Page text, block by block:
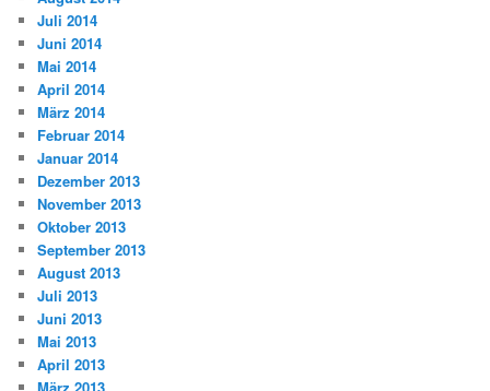
Juli 2014
Juni 2014
Mai 2014
April 2014
März 2014
Februar 2014
Januar 2014
Dezember 2013
November 2013
Oktober 2013
September 2013
August 2013
Juli 2013
Juni 2013
Mai 2013
April 2013